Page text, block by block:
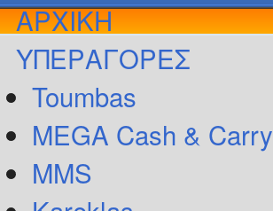
ΑΡΧΙΚΗ
ΥΠΕΡΑΓΟΡΕΣ
Toumbas
MEGA Cash & Carry
MMS